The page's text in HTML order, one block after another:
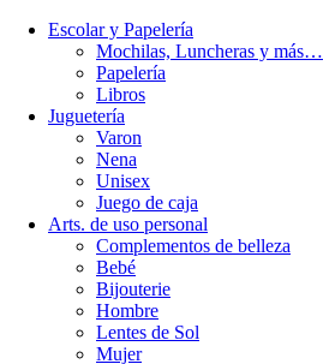
Escolar y Papelería
Mochilas, Luncheras y más…
Papelería
Libros
Juguetería
Varon
Nena
Unisex
Juego de caja
Arts. de uso personal
Complementos de belleza
Bebé
Bijouterie
Hombre
Lentes de Sol
Mujer